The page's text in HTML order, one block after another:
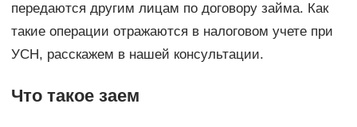
передаются другим лицам по договору займа. Как
такие операции отражаются в налоговом учете при
УСН, расскажем в нашей консультации.
Что такое заем